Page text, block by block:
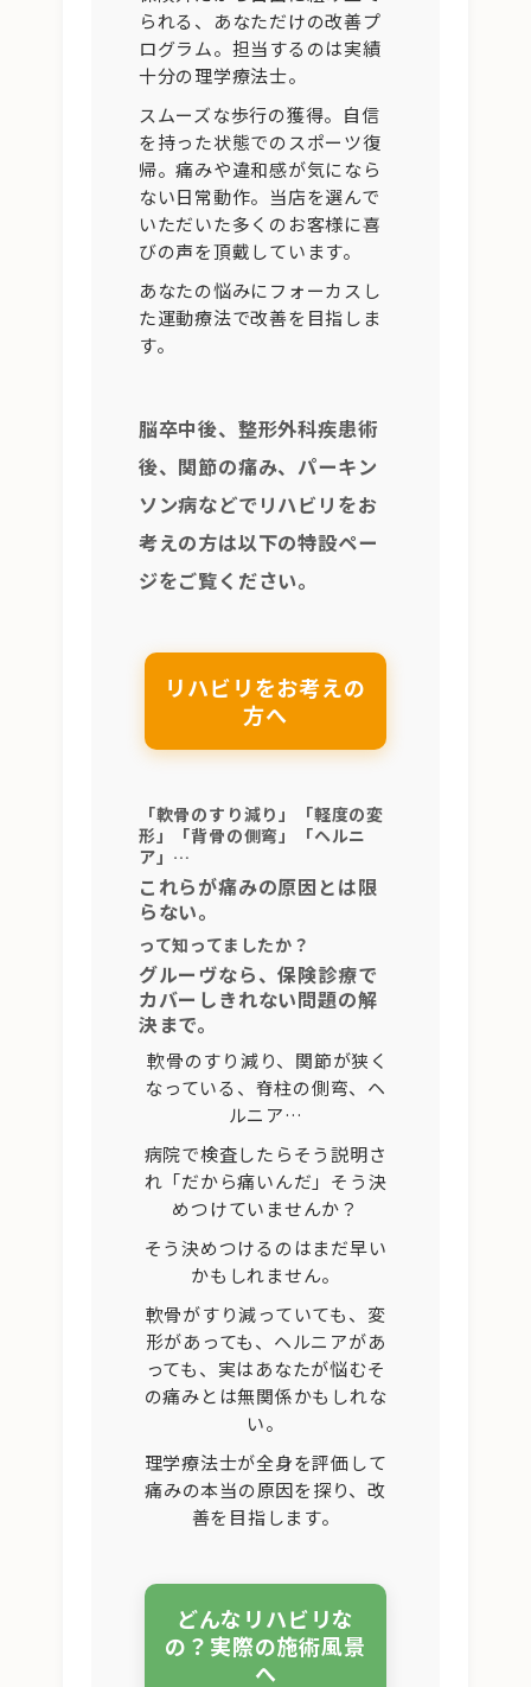
られる、あなただけの改善プ
ログラム。担当するのは実績
十分の理学療法士。
スムーズな歩行の獲得。自信
を持った状態でのスポーツ復
帰。痛みや違和感が気になら
ない日常動作。当店を選んで
いただいた多くのお客様に喜
びの声を頂戴しています。
あなたの悩みにフォーカスし
た運動療法で改善を目指しま
す。
脳卒中後、整形外科疾患術
後、関節の痛み、パーキン
ソン病などでリハビリをお
考えの方は以下の特設ペー
ジをご覧ください。
リハビリをお考えの
方へ
「軟骨のすり減り」「軽度の変
形」「背骨の側弯」「ヘルニ
ア」…
これらが痛みの原因とは限
らない。
って知ってましたか？
グルーヴなら、保険診療で
カバーしきれない問題の解
決まで。
軟骨のすり減り、関節が狭く
なっている、脊柱の側弯、ヘ
ルニア…
病院で検査したらそう説明さ
れ「だから痛いんだ」そう決
めつけていませんか？
そう決めつけるのはまだ早い
かもしれません。
軟骨がすり減っていても、変
形があっても、ヘルニアがあ
っても、実はあなたが悩むそ
の痛みとは無関係かもしれな
い。
理学療法士が全身を評価して
痛みの本当の原因を探り、改
善を目指します。
どんなリハビリな
の？実際の施術風景
へ